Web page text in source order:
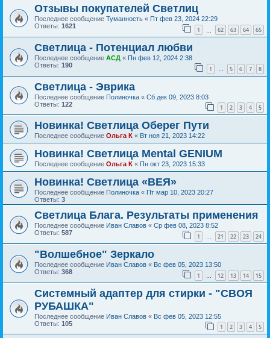
Отзывы покупателей Светлиц
Последнее сообщение Туманность « Пт фев 23, 2024 22:29
Ответы: 1621 1 62 63 64 65
Светлица - Потенциал любви
Последнее сообщение АСД « Пн фев 12, 2024 2:38
Ответы: 190 1 … 5 6 7 8
Светлица - Эврика
Последнее сообщение Полиночка « Сб дек 09, 2023 8:03
Ответы: 122 1 2 3 4 5
Новинка! Светлица Оберег Пути
Последнее сообщение Ольга К « Вт ноя 21, 2023 14:22
Новинка! Светлица Mental GENIUM
Последнее сообщение Ольга К « Пн окт 23, 2023 15:33
Новинка! Светлица «ВЕЯ»
Последнее сообщение Полиночка « Пт мар 10, 2023 20:27
Ответы: 3
Светлица Блага. Результаты применения
Последнее сообщение Иван Славов « Ср фев 08, 2023 8:52
Ответы: 587 1 21 22 23 24
"Волшебное" Зеркало
Последнее сообщение Иван Славов « Вс фев 05, 2023 13:50
Ответы: 368 1 … 12 13 14 15
Системный адаптер для стирки - "СВОЯ
РУБАШКА"
Последнее сообщение Иван Славов « Вс фев 05, 2023 12:55
Ответы: 105 1 2 3 4 5